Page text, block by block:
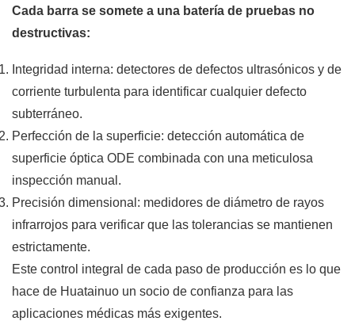
Cada barra se somete a una batería de pruebas no
destructivas:
Integridad interna: detectores de defectos ultrasónicos y de
corriente turbulenta para identificar cualquier defecto
subterráneo.
Perfección de la superficie: detección automática de
superficie óptica ODE combinada con una meticulosa
inspección manual.
Precisión dimensional: medidores de diámetro de rayos
infrarrojos para verificar que las tolerancias se mantienen
estrictamente.
Este control integral de cada paso de producción es lo que
hace de Huatainuo un socio de confianza para las
aplicaciones médicas más exigentes.